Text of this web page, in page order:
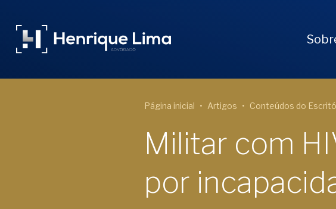
Página inicial Artigos Conteúdos do
Militar com
por